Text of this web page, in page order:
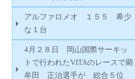
アルファロメオ １５５ 希少
な１台
4月２８日 岡山国際サーキッ
トで行われたVITAのレースで藺
牟田 正治選手が 総合５位